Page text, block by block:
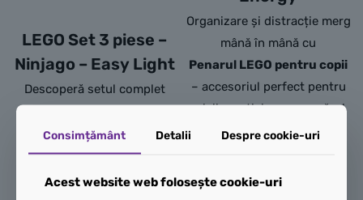
LEGO Set 3 piese –
Ninjago – Easy Light
Descoperă setul complet
LEGO, soluția ideală pentru
școală și nu numai! Acesta
include unghiozdan
ergonomic, unrucsac
Organizare și distracție merg
mână în mână cu
Penarul LEGO pentru copii
– accesoriul perfect pentru
micii creativi care vor să-și
păstreze instrumentele
Cu un design colorat și
Consimțământ Detalii Despre cookie-uri
Acest website web folosește cookie-uri